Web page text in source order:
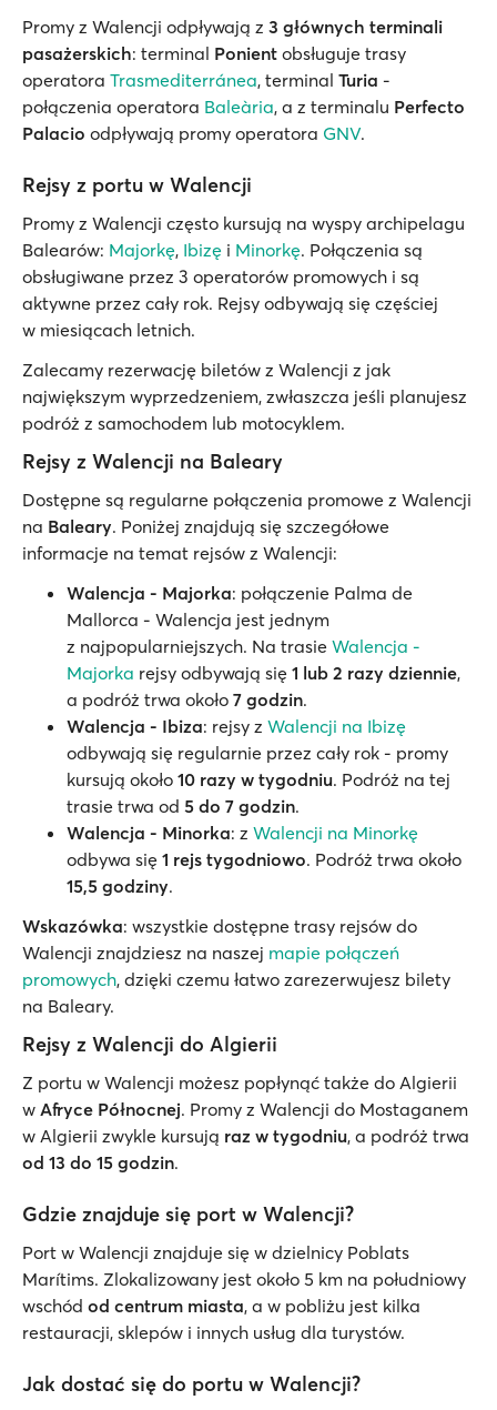
Promy z Walencji odpływają z 3 głównych terminali
pasażerskich: terminal Ponient obsługuje trasy
operatora Trasmediterránea, terminal Turia -
połączenia operatora Baleària, a z terminalu Perfecto
Palacio odpływają promy operatora GNV.
Rejsy z portu w Walencji
Promy z Walencji często kursują na wyspy archipelagu
Balearów: Majorkę, Ibizę i Minorkę. Połączenia są
obsługiwane przez 3 operatorów promowych i są
aktywne przez cały rok. Rejsy odbywają się częściej
w miesiącach letnich.
Zalecamy rezerwację biletów z Walencji z jak
największym wyprzedzeniem, zwłaszcza jeśli planujesz
podróż z samochodem lub motocyklem.
Rejsy z Walencji na Baleary
Dostępne są regularne połączenia promowe z Walencji
na Baleary. Poniżej znajdują się szczegółowe
informacje na temat rejsów z Walencji:
Walencja - Majorka: połączenie Palma de
Mallorca - Walencja jest jednym
z najpopularniejszych. Na trasie Walencja -
Majorka rejsy odbywają się 1 lub 2 razy dziennie,
a podróż trwa około 7 godzin.
Walencja - Ibiza: rejsy z Walencji na Ibizę
odbywają się regularnie przez cały rok - promy
kursują około 10 razy w tygodniu. Podróż na tej
trasie trwa od 5 do 7 godzin.
Walencja - Minorka: z Walencji na Minorkę
odbywa się 1 rejs tygodniowo. Podróż trwa około
15,5 godziny.
Wskazówka: wszystkie dostępne trasy rejsów do
Walencji znajdziesz na naszej mapie połączeń
promowych, dzięki czemu łatwo zarezerwujesz bilety
na Baleary.
Rejsy z Walencji do Algierii
Z portu w Walencji możesz popłynąć także do Algierii
w Afryce Północnej. Promy z Walencji do Mostaganem
w Algierii zwykle kursują raz w tygodniu, a podróż trwa
od 13 do 15 godzin.
Gdzie znajduje się port w Walencji?
Port w Walencji znajduje się w dzielnicy Poblats
Marítims. Zlokalizowany jest około 5 km na południowy
wschód od centrum miasta, a w pobliżu jest kilka
restauracji, sklepów i innych usług dla turystów.
Jak dostać się do portu w Walencji?